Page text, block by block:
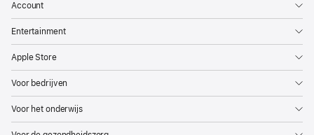
Account
Entertainment
Apple Store
Voor bedrijven
Voor het onderwijs